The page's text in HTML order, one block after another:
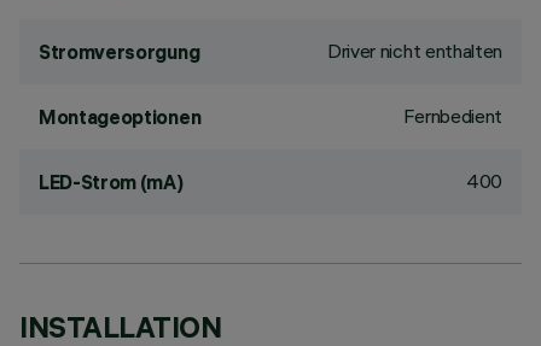
Stromversorgung Driver nicht enthalten
Montageoptionen Fernbedient
LED-Strom (mA) 400
INSTALLATION